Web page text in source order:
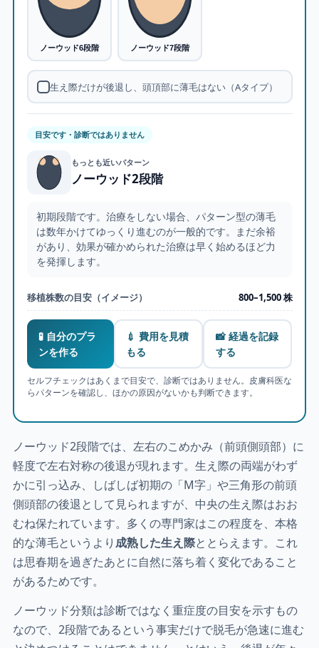
ノーウッド6段階 ノーウッド7段階
生え際だけが後退し、頭頂部に薄毛はない（Aタイプ）
目安です・診断ではありません
もっとも近いパターン
ノーウッド2段階
初期段階です。治療をしない場合、パターン型の薄毛
は数年かけてゆっくり進むのが一般的です。まだ余裕
があり、効果が確かめられた治療は早く始めるほど力
を発揮します。
移植株数の目安（イメージ） 800–1,500 株
🧪 自分のプラ
ンを作る
💉 費用を見積
もる
📸 経過を記録
する
セルフチェックはあくまで目安で、診断ではありません。皮膚科医な
らパターンを確認し、ほかの原因がないかも判断できます。
ノーウッド2段階では、左右のこめかみ（前頭側頭部）に
軽度で左右対称の後退が現れます。生え際の両端がわず
かに引っ込み、しばしば初期の「M字」や三角形の前頭
側頭部の後退として見られますが、中央の生え際はおお
むね保たれています。多くの専門家はこの程度を、本格
的な薄毛というより 成熟した生え際ととらえます。これ
は思春期を過ぎたあとに自然に落ち着く変化であること
があるためです。
ノーウッド分類は診断ではなく重症度の目安を示すもの
なので、2段階であるという事実だけで脱毛が急速に進む